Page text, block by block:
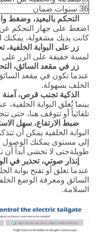
63 سنوات ضمان
التحكم بالبعيد، وضغط
اضغط على جهاز التحكم عن
كانت يديك مشغولة، يمكنك
زر على البوابة
لمسة خفيفة على الزر على
زر في مقعد السائق،
عندما تكون في مقعد
الخلف بسهولة.
الذكية تجنب قرص،
بينما تُغلق البوابة
تلقائياً أو تتوقف هنا، حتى
ضبط الارتفاع، سهل
البوابة الخلفية يمكن أن
إلى مستوى يمكنك الوصول
طويلةحتى لا تخشى أبداً أن
إنذار صوتي، تحذير في
عندما تغلق أو تفتح بوابة
السائق ومعرفة الوضع
السلامة.